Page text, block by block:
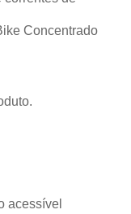
Concentrado
acessível